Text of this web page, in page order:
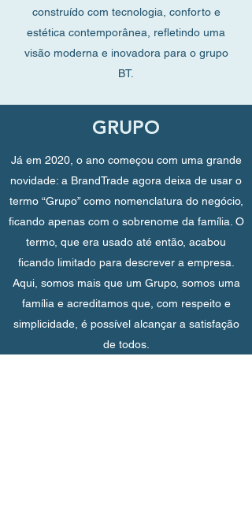
GRUPO
Já em 2020, o ano começou com uma grande
novidade: a BrandTrade agora deixa de usar o
termo “Grupo” como nomenclatura do negócio,
ficando apenas com o sobrenome da família. O
termo, que era usado até então, acabou
ficando limitado para descrever a empresa.
Aqui, somos mais que um Grupo, somos uma
família e acreditamos que, com respeito e
simplicidade, é possível alcançar a satisfação
de todos.
construído com tecnologia, conforto e
estética contemporânea, refletindo uma
visão moderna e inovadora para o grupo
BT.